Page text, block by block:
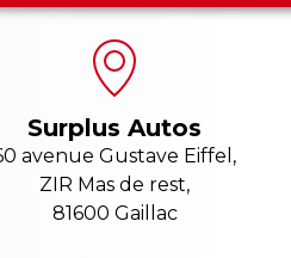
Surplus Autos
avenue Gustave Eiffel,
ZIR Mas de rest,
81600 Gaillac